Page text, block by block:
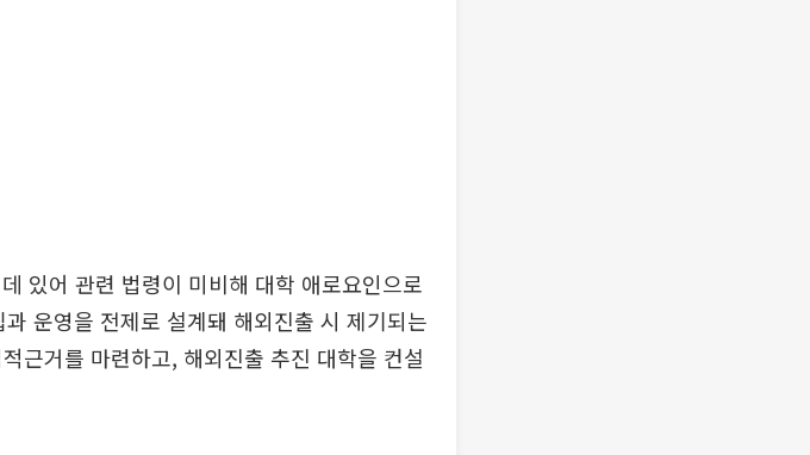
있어 관련 법령이 미비해 대학 애로요인으로
운영을 전제로 설계돼 해외진출 시 제기되는
근거를 마련하고, 해외진출 추진 대학을 컨설